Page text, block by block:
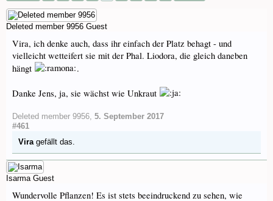
Deleted member 9956 Guest
Vira, ich denke auch, dass ihr einfach der Platz behagt - und
vielleicht wetteifert sie mit der Phal. Liodora, die gleich daneben
hängt
.
Danke Jens, ja, sie wächst wie Unkraut
Deleted member 9956, 5. September 2017
#461
Viragefällt das.
Isarma Guest
Wundervolle Pflanzen! Es ist stets beeindruckend zu sehen, wie